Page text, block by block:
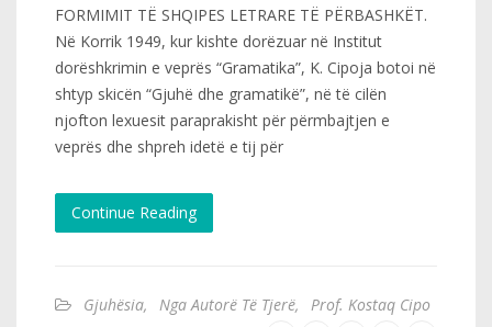
FORMIMIT TË SHQIPES LETRARE TË PËRBASHKËT.
Në Korrik 1949, kur kishte dorëzuar në Institut
dorëshkrimin e veprës “Gramatika”, K. Cipoja botoi në
shtyp skicën “Gjuhë dhe gramatikë”, në të cilën
njofton lexuesit paraprakisht për përmbajtjen e
veprës dhe shpreh idetë e tij për
Continue Reading
Gjuhësia, Nga Autorë Të Tjerë, Prof. Kostaq Cipo